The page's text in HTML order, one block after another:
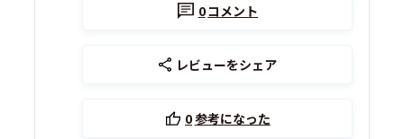
0コメント
レビューをシェア
0参考になった